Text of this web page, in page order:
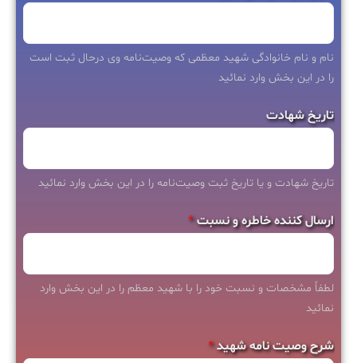
نام و نام خانوادگی شهید معظمی که وصیت‌نامه وی درحال ثبت است
را در این بخش وارد نمائید
ن
ا
ه
ا
ه
ب
تاریخ شهادت
تاریخ شهادت و یا تاریخ ثبت وصیت‌نامه را در این بخش وارد نمائید
ارسال کننده خاطره و نسبت*
لطفاً مشخصات و نسبت خود را با شهید معظم را در این بخش وارد
نمائید
شرح وصیت نامه شهید*